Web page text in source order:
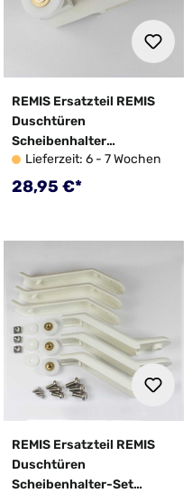
REMIS Ersatzteil REMIS
Duschtüren
Scheibenhalter
Vierkantprofil 6 mm -
10054412
Lieferzeit: 6 - 7 Wochen
Regulärer Preis:
28,95 €*
REMIS Ersatzteil REMIS
Duschtüren
Scheibenhalter-Set